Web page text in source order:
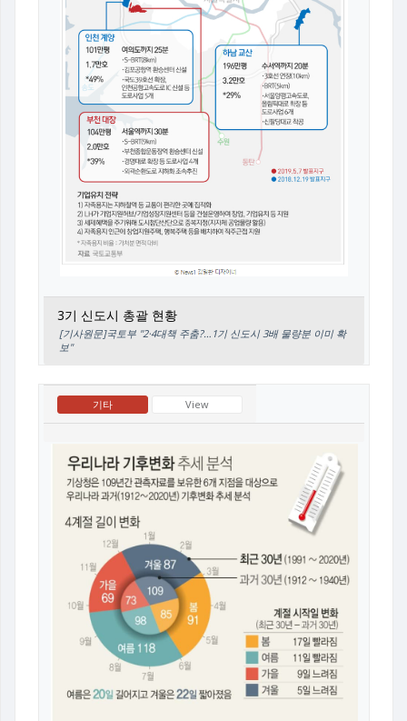
3기 신도시 총괄 현황
[기사원문]국토부 "2·4대책 주춤?…1기 신도시 3배 물량분 이미 확
보"
기타 View